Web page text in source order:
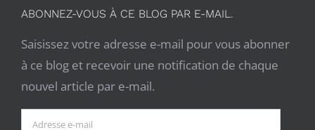
ABONNEZ-VOUS À CE BLOG PAR E-MAIL.
Saisissez votre adresse e-mail pour vous abonner
à ce blog et recevoir une notification de chaque
nouvel article par e-mail.
Adresse